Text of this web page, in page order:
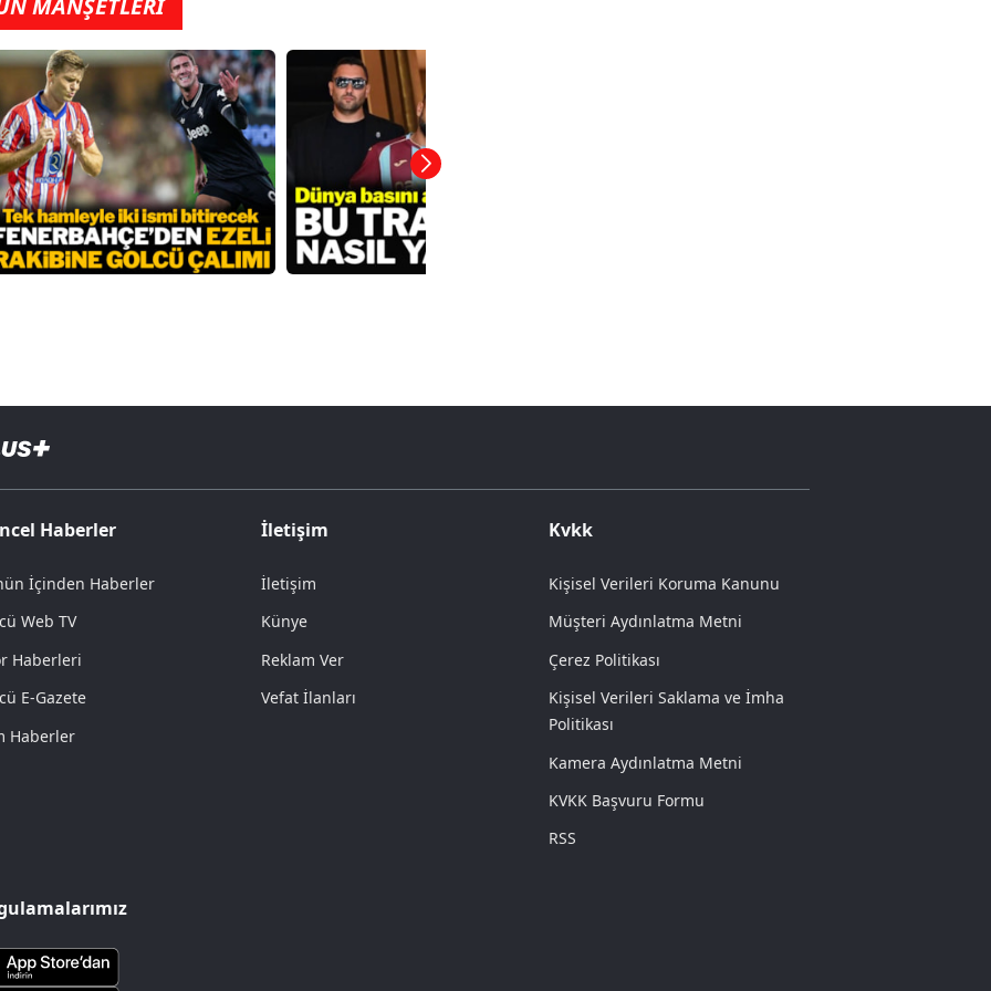
MANŞETLERİ
Haberler
İçinden Haberler
Web TV
Haberleri
E-Gazete
Haberler
İletişim
İletişim
Künye
Reklam Ver
Vefat İlanları
Kvkk
Kişisel Verileri Koruma Kanunu
Müşteri Aydınlatma Metni
Çerez Politikası
Kişisel Verileri Saklama ve İmha
Politikası
Kamera Aydınlatma Metni
KVKK Başvuru Formu
RSS